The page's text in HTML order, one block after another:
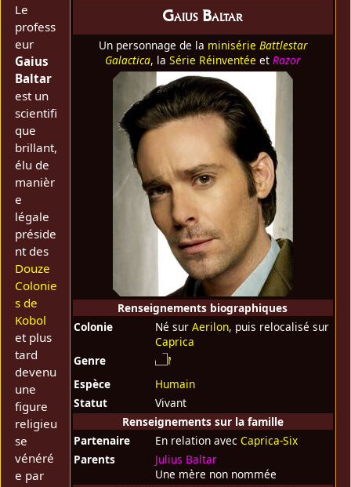
Gaius Baltar
Un personnage de la minisérie Battlestar
Galactica, laSérie Réinventée etRazor
Renseignements biographiques
Colonie
Né sur Aerilon, puis relocalisé sur
Caprica
Genre
Espèce
Humain
Statut
Vivant
Renseignements sur la famille
Partenaire
En relation avec Caprica-Six
Parents
Julius Baltar
Une mère non nommée
Le
profess
eur
Gaius
Baltar
est un
scientifi
que
brillant,
élu de
manièr
e
légale
préside
nt des
Douze
Colonie
s de
Kobol
et plus
tard
devenu
une
figure
religieu
se
vénéré
e par